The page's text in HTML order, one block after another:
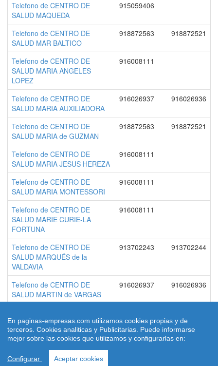
Telefono de CENTRO DE
SALUD MAQUEDA
915059406
Telefono de CENTRO DE
SALUD MAR BALTICO
918872563 918872521
Telefono de CENTRO DE
SALUD MARIA ANGELES
LOPEZ
916008111
Telefono de CENTRO DE
SALUD MARIA AUXILIADORA
916026937 916026936
Telefono de CENTRO DE
SALUD MARIA de GUZMAN
918872563 918872521
Telefono de CENTRO DE
SALUD MARIA JESUS HEREZA
916008111
Telefono de CENTRO DE
SALUD MARIA MONTESSORI
916008111
Telefono de CENTRO DE
SALUD MARIE CURIE-LA
FORTUNA
916008111
Telefono de CENTRO DE
SALUD MARQUÉS de la
VALDAVIA
913702243 913702244
Telefono de CENTRO DE
SALUD MARTIN de VARGAS
916026937 916026936
© 2026 paginas-empresas.com
Cookies
En paginas-empresas.com utilizamos cookies propias y de
terceros. Cookies analiticas y Publicitarias. Puede informarse
mejor sobre las cookies que utilizamos y configurarlas en:
Configurar Aceptar cookies